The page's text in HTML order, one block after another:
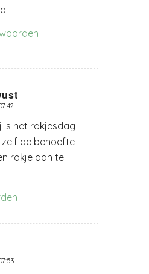
is het rokjesdag
de behoefte
rokje aan te